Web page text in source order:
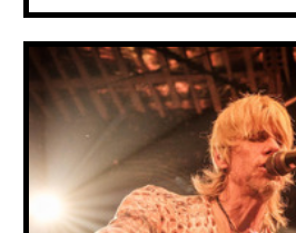
NEBULA
+ Johnny Nasty Boots